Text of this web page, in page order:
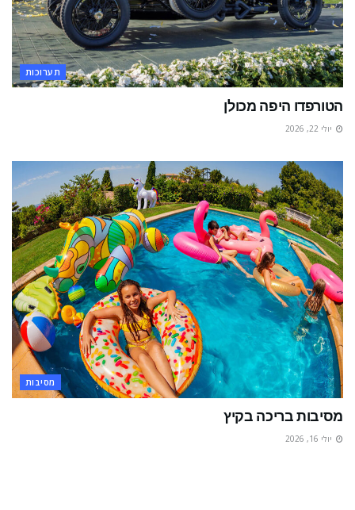
תערוכות
הטורפדו היפה מכולן
יולי 22, 2026
מסיבות
מסיבות בריכה בקיץ
יולי 16, 2026